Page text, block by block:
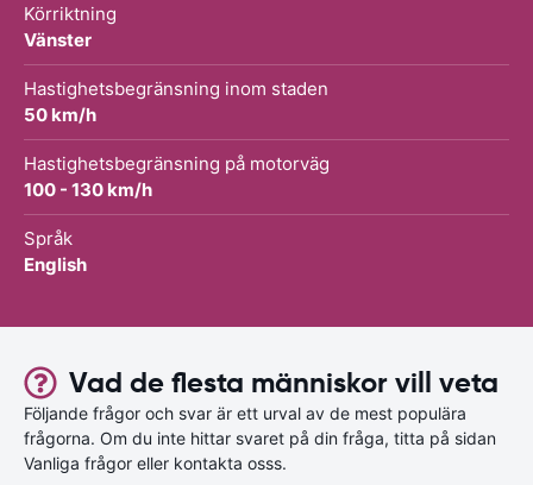
Körriktning
Vänster
Hastighetsbegränsning inom staden
50 km/h
Hastighetsbegränsning på motorväg
100 - 130 km/h
Språk
English
Vad de flesta människor vill veta
Följande frågor och svar är ett urval av de mest populära
frågorna. Om du inte hittar svaret på din fråga, titta på sidan
Vanliga frågor eller kontakta osss.